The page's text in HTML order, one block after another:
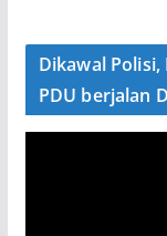
Dikawal
PDU berjalan